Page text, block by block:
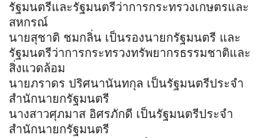
รัฐมนตรีและรัฐมนตรีว่าการกระทรวงเกษตรและ
สหกรณ์
นายสุชาติ ชมกลิ่น เป็นรองนายกรัฐมนตรี และ
รัฐมนตรีว่าการกระทรวงทรัพยากรธรรมชาติและ
สิ่งแวดล้อม
นายภราดร ปริศนานันทกุล เป็นรัฐมนตรีประจำ
สำนักนายกรัฐมนตรี
นางสาวศุภมาส อิศรภักดี เป็นรัฐมนตรีประจำ
สำนักนายกรัฐมนตรี